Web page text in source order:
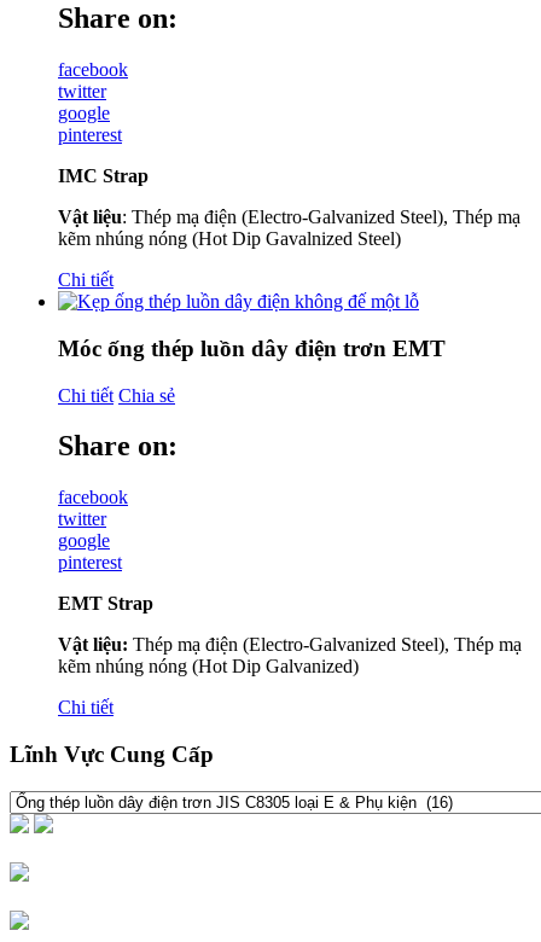
Share on:
facebook
twitter
google
pinterest
IMC Strap
Vật liệu: Thép mạ điện (Electro-Galvanized Steel), Thép mạ
kẽm nhúng nóng (Hot Dip Gavalnized Steel)
Chi tiết
Móc ống thép luồn dây điện trơn EMT
Chi tiết Chia sẻ
Share on:
facebook
twitter
google
pinterest
EMT Strap
Vật liệu: Thép mạ điện (Electro-Galvanized Steel), Thép mạ
kẽm nhúng nóng (Hot Dip Galvanized)
Chi tiết
Lĩnh Vực Cung Cấp